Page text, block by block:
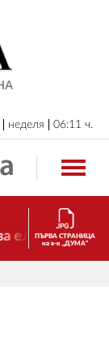
неделя 06:11 ч.
ПЪРВА СТРАНИЦА
на в-к „ДУМА“